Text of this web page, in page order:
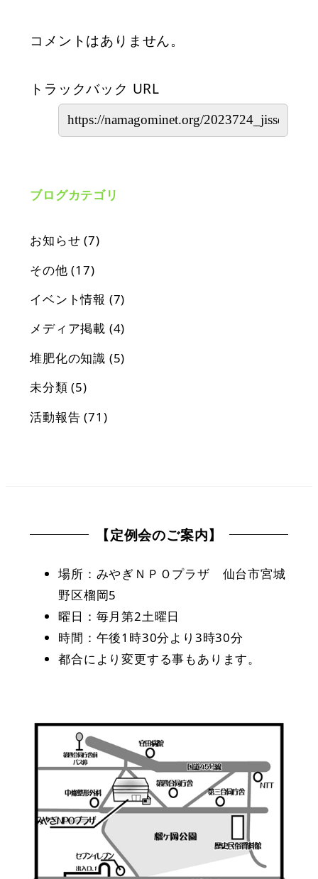
コメントはありません。
トラックバック URL
ブログカテゴリ
お知らせ (7)
その他 (17)
イベント情報 (7)
メディア掲載 (4)
堆肥化の知識 (5)
未分類 (5)
活動報告 (71)
【定例会のご案内】
場所：みやぎＮＰＯプラザ 仙台市宮城
野区榴岡5
曜日：毎月第2土曜日
時間：午後1時30分より3時30分
都合により変更する事もあります。